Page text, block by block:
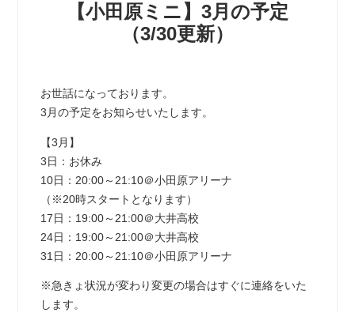
【小田原ミニ】3月の予定
（3/30更新）
お世話になっております。
3月の予定をお知らせいたします。
【3月】
3日：お休み
10日：20:00～21:10＠小田原アリーナ
（※20時スタートとなります）
17日：19:00～21:00＠大井高校
24日：19:00～21:00＠大井高校
31日：20:00～21:10＠小田原アリーナ
※急きょ状況が変わり変更の場合はすぐに連絡をいた
します。